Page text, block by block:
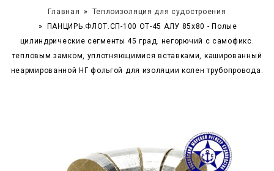
Главная
Теплоизоляция для судостроения
ПАНЦИРЬ.ФЛОТ.СП-100 ОТ-45 АЛУ 85x80 - Полые
цилиндрические сегменты 45 град. негорючий c самофикс.
тепловым замком, уплотняющимися вставками, кашированный
неармированной НГ фольгой для изоляции колен трубопровода.